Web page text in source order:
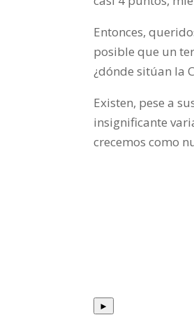
Entonces,
posible que un
¿dónde sitúan la
Existen, pese a
insignificante
crecemos como
►